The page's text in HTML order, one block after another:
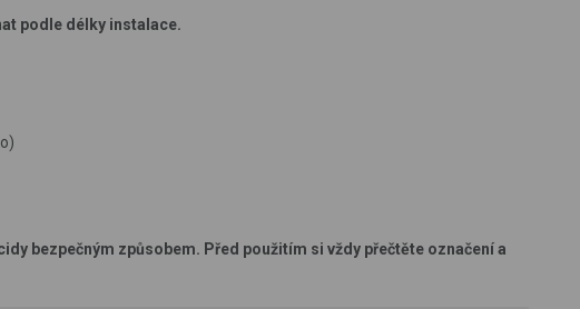
podle délky instalace.
bezpečným způsobem. Před použitím si vždy přečtěte označení a